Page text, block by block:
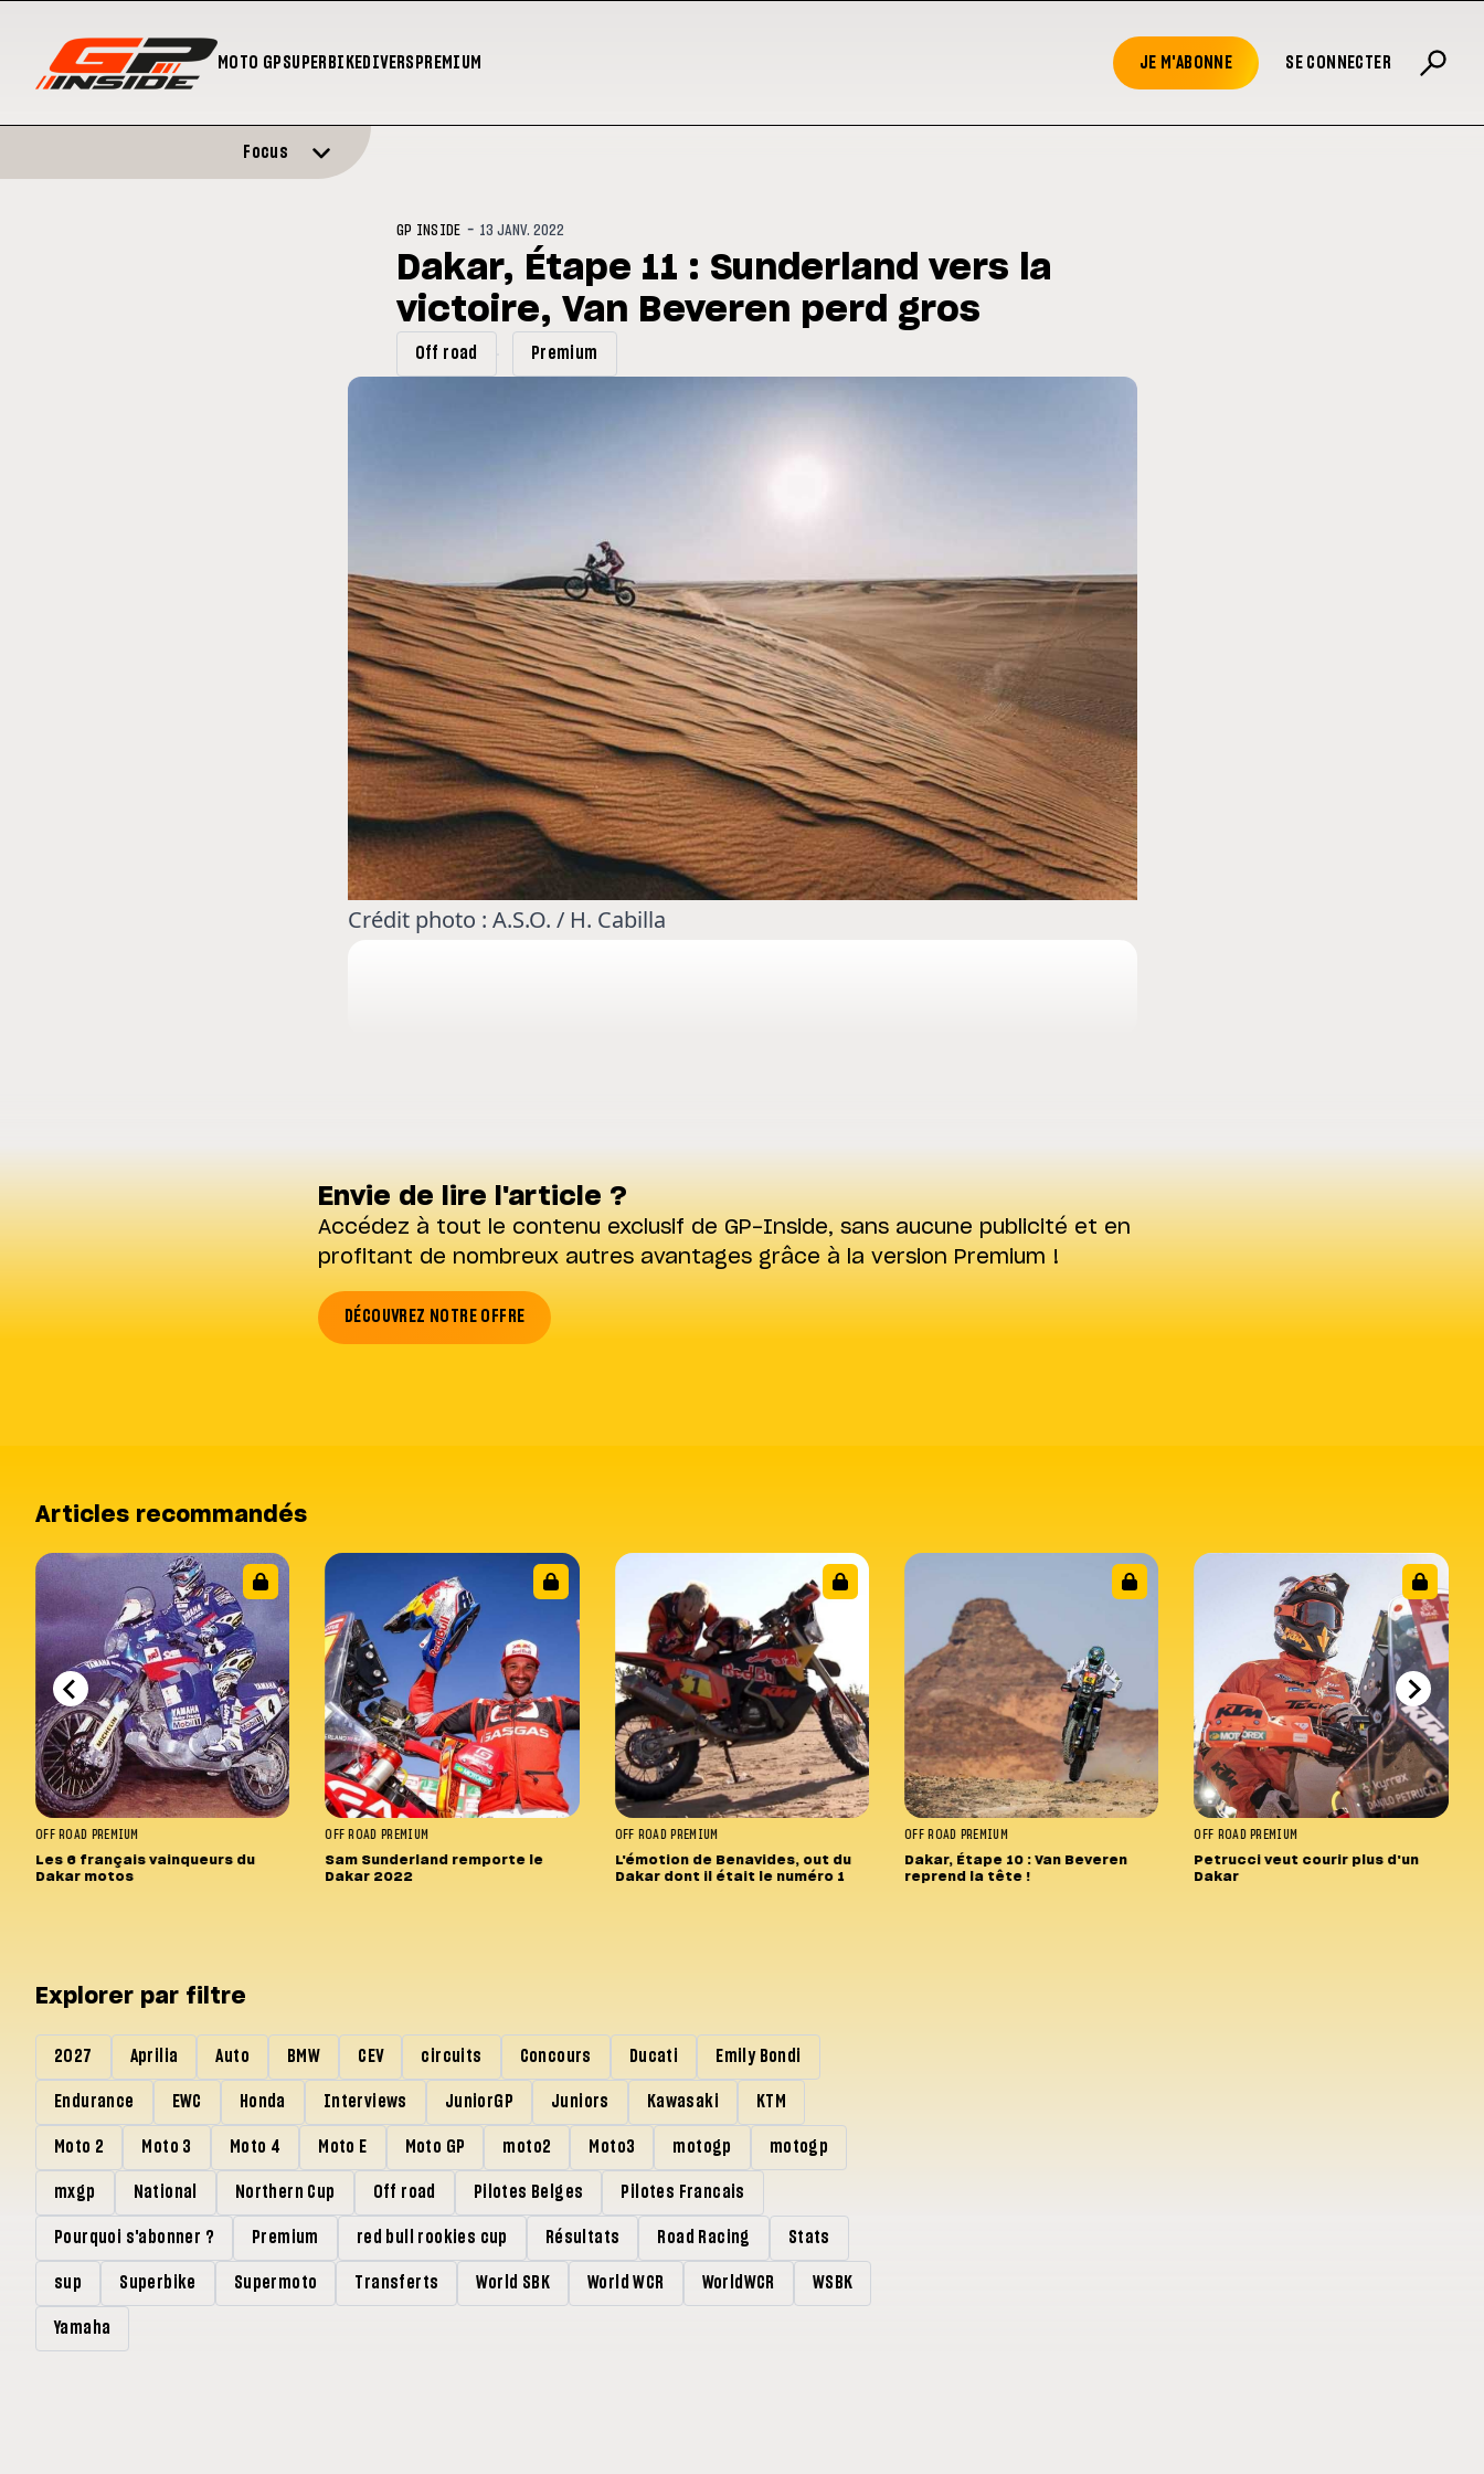
MOTO GPSUPERBIKEDIVERS PREMIUM JE M'ABONNE SE CONNECTER
Focus
GP INSIDE - 13 JANV. 2022
Dakar, Étape 11 : Sunderland vers la
victoire, Van Beveren perd gros
Off road Premium
Crédit photo : A.S.O. / H. Cabilla
Envie de lire l'article ?
Accédez à tout le contenu exclusif de GP-Inside, sans aucune publicité et en
profitant de nombreux autres avantages grâce à la version Premium !
DÉCOUVREZ NOTRE OFFRE
Articles recommandés
OFF ROAD PREMIUM
Les 6 français vainqueurs du
Dakar motos
OFF ROAD PREMIUM
Sam Sunderland remporte le
Dakar 2022
OFF ROAD PREMIUM
L'émotion de Benavides, out du
Dakar dont il était le numéro 1
OFF ROAD PREMIUM
Dakar, Étape 10 : Van Beveren
reprend la tête !
OFF ROAD PREMIUM
Petrucci veut courir plus d'un
Dakar
Explorer par filtre
2027 Aprilia Auto BMW CEV circuits Concours Ducati Emily Bondi
Endurance EWC Honda Interviews JuniorGP Juniors Kawasaki KTM
Moto 2 Moto 3 Moto 4 Moto E Moto GP moto2 Moto3 motogp motogp
mxgp National Northern Cup Off road Pilotes Belges Pilotes Francais
Pourquoi s'abonner ? Premium red bull rookies cup Résultats Road Racing Stats
sup Superbike Supermoto Transferts World SBK World WCR WorldWCR WSBK
Yamaha